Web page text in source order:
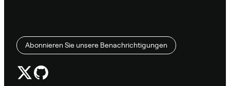
Abonnieren Sie unsere Benachrichtigungen